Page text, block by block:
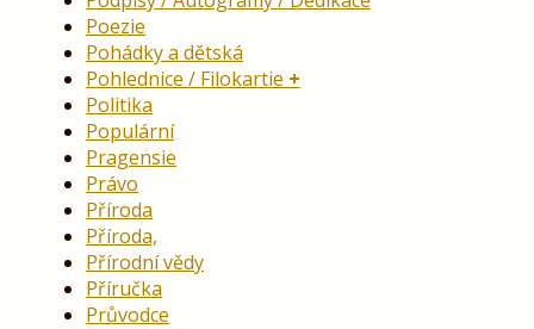
Poezie
Pohádky a dětská
Pohlednice / Filokartie
Politika
Populární
Pragensie
Právo
Příroda
Příroda,
Přírodní vědy
Příručka
Průvodce